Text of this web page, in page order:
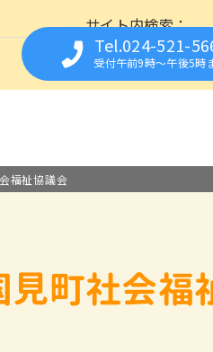
サイト内検索
囲について
福祉の資格 事業
Tel.024-521-
受付午前9時〜午後5時
福祉協議会
町社会福